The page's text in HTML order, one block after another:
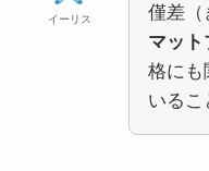
イーリス
僅差（
マット
格にも
いるこ